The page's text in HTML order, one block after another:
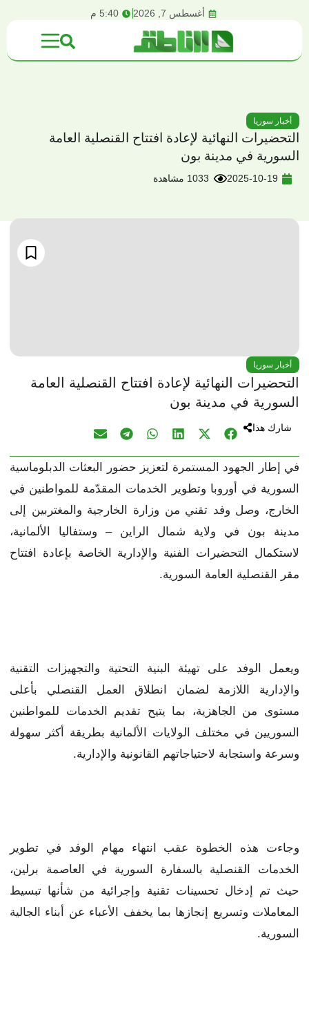
أغسطس 7, 2026 5:40 م
أخبار سوريا
التحضيرات النهائية لإعادة افتتاح القنصلية العامة
السورية في مدينة بون
2025-10-19 1033 مشاهدة
أخبار سوريا
التحضيرات النهائية لإعادة افتتاح القنصلية العامة
السورية في مدينة بون
شارك هذا
في إطار الجهود المستمرة لتعزيز حضور البعثات الدبلوماسية
السورية في أوروبا وتطوير الخدمات المقدّمة للمواطنين في
الخارج، وصل وفد تقني من وزارة الخارجية والمغتربين إلى
مدينة بون في ولاية شمال الراين – وستفاليا الألمانية،
لاستكمال التحضيرات الفنية والإدارية الخاصة بإعادة افتتاح
مقر القنصلية العامة السورية.
ويعمل الوفد على تهيئة البنية التحتية والتجهيزات التقنية
والإدارية اللازمة لضمان انطلاق العمل القنصلي بأعلى
مستوى من الجاهزية، بما يتيح تقديم الخدمات للمواطنين
السوريين في مختلف الولايات الألمانية بطريقة أكثر سهولة
وسرعة واستجابة لاحتياجاتهم القانونية والإدارية.
وجاءت هذه الخطوة عقب انتهاء مهام الوفد في تطوير
الخدمات القنصلية بالسفارة السورية في العاصمة برلين،
حيث تم إدخال تحسينات تقنية وإجرائية من شأنها تبسيط
المعاملات وتسريع إنجازها بما يخفف الأعباء عن أبناء الجالية
السورية.